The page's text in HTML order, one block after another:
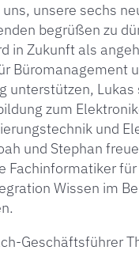
unsere sechs
begrüßen zu
in Zukunft als
Büromanagement
unterstützen,
zum
und
und Stephan
Fachinformatiker für
Wissen im
Geschäftsführer